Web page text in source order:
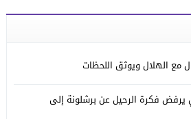
مع الهلال ويوثق اللحظات
يرفض فكرة الرحيل عن برشلونة إلى